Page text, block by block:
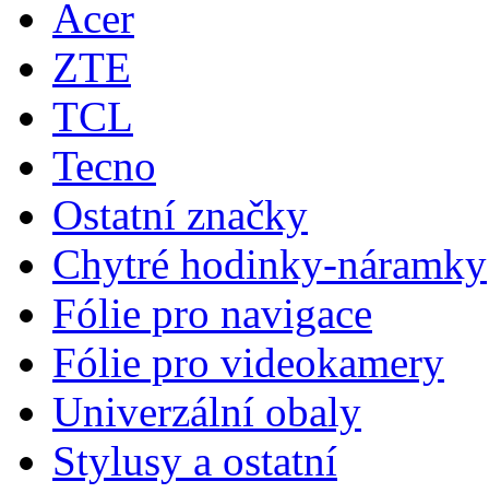
Acer
ZTE
TCL
Tecno
Ostatní značky
Chytré hodinky-náramky
Fólie pro navigace
Fólie pro videokamery
Univerzální obaly
Stylusy a ostatní